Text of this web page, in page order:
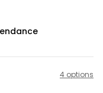
4 options